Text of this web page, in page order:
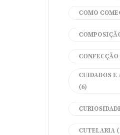
COMO
CONFECÇÃO
CUIDADOS E
(6)
CUTELARIA